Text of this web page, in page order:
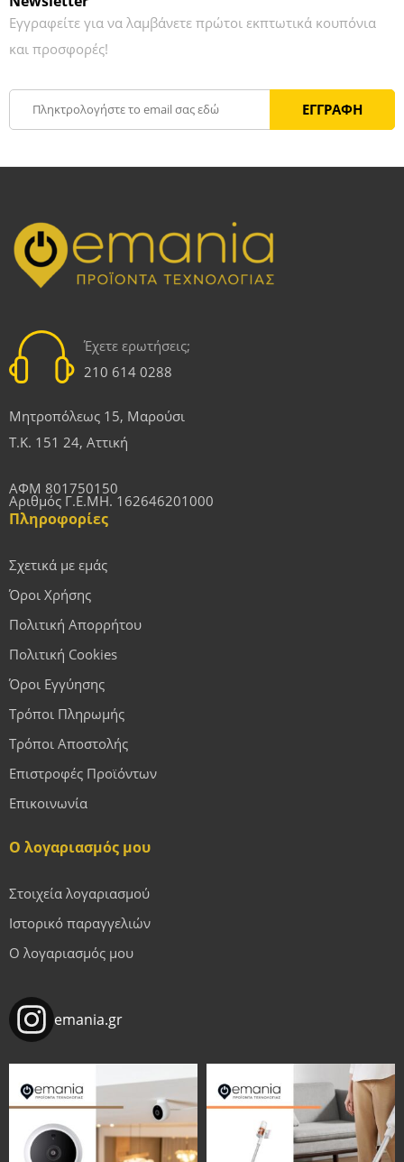
Εγγραφείτε για να λαμβάνετε πρώτοι εκπτωτικά κουπόνια
και προσφορές!
Έχετε ερωτήσεις;
210 614 0288
Μητροπόλεως 15, Μαρούσι
Τ.Κ. 151 24, Αττική
ΑΦΜ 801750150
Αριθμός Γ.Ε.ΜΗ. 162646201000
Πληροφορίες
Σχετικά με εμάς
Όροι Χρήσης
Πολιτική Απορρήτου
Πολιτική Cookies
Όροι Εγγύησης
Τρόποι Πληρωμής
Τρόποι Αποστολής
Επιστροφές Προϊόντων
Επικοινωνία
Ο λογαριασμός μου
Στοιχεία λογαριασμού
Ιστορικό παραγγελιών
Ο λογαριασμός μου
emania.gr